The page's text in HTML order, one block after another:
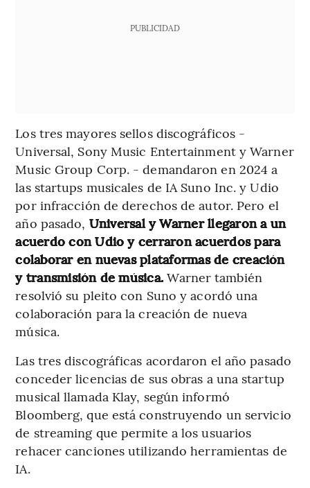
PUBLICIDAD
Los tres mayores sellos discográficos -
Universal, Sony Music Entertainment y Warner
Music Group Corp. - demandaron en 2024 a
las startups musicales de IA Suno Inc. y Udio
por infracción de derechos de autor. Pero el
año pasado, Universal y Warner llegaron a un
acuerdo con Udio y cerraron acuerdos para
colaborar en nuevas plataformas de creación
y transmisión de música.Warner también
resolvió su pleito con Suno y acordó una
colaboración para la creación de nueva
música.
Las tres discográficas acordaron el año pasado
conceder licencias de sus obras a una startup
musical llamada Klay, según informó
Bloomberg, que está construyendo un servicio
de streaming que permite a los usuarios
rehacer canciones utilizando herramientas de
IA.